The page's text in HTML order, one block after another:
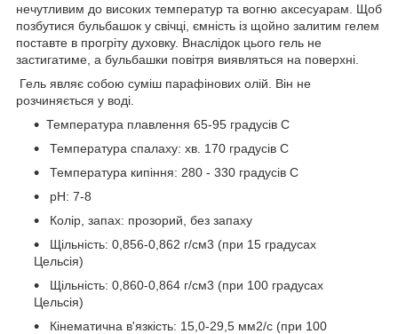
нечутливим до високих температур та вогню аксесуарам. Щоб
позбутися бульбашок у свічці, ємність із щойно залитим гелем
поставте в прогріту духовку. Внаслідок цього гель не
застигатиме, а бульбашки повітря виявляться на поверхні.
Гель являє собою суміш парафінових олій. Він не
розчиняється у воді.
Температура плавлення 65-95 градусів С
Температура спалаху: хв. 170 градусів С
Температура кипіння: 280 - 330 градусів С
pH: 7-8
Колір, запах: прозорий, без запаху
Щільність: 0,856-0,862 г/см3 (при 15 градусах
Цельсія)
Щільність: 0,860-0,864 г/см3 (при 100 градусах
Цельсія)
Кінематична в'язкість: 15,0-29,5 мм2/с (при 100